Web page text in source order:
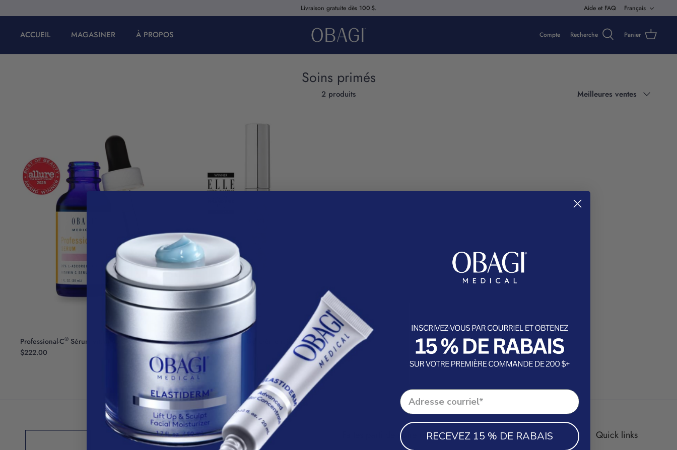
au
contenu
Livraison gratuite dès 100 $. Aide et FAQ Langue
Français
ACCUEIL MAGASINER À PROPOS Compte Recherche Panier
Soins primés
2 produits
Trier
par
Meilleures ventes
Professional-C® Sérum vitamine C 20 % éclat
$222.00
Daily Hydro-Drops
Gel-crème rajeunissant
contour des yeux
$116.00
À Propos Faites parti de notre réseau Quick links
RECEVEZ 15 % DE RABAIS